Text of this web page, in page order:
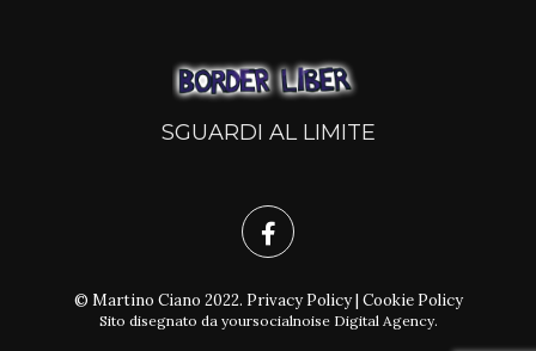
SGUARDI AL LIMITE
© Martino Ciano 2022. Privacy Policy| Cookie Policy
Sito disegnato da yoursocialnoise Digital Agency.